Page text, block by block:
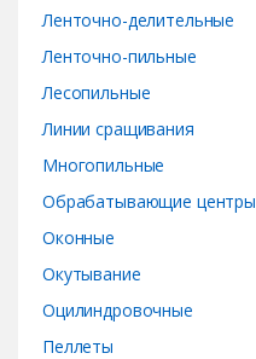
Ленточно-делительные
Ленточно-пильные
Лесопильные
Линии сращивания
Многопильные
Обрабатывающие центры
Оконные
Окутывание
Оцилиндровочные
Пеллеты